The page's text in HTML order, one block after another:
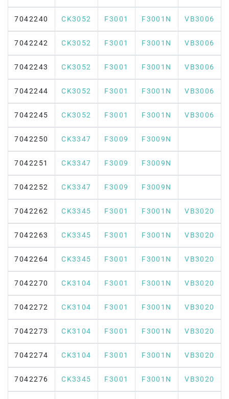
7042240 CK3052 F3001 F3001N VB3006
7042242 CK3052 F3001 F3001N VB3006
7042243 CK3052 F3001 F3001N VB3006
7042244 CK3052 F3001 F3001N VB3006
7042245 CK3052 F3001 F3001N VB3006
7042250 CK3347 F3009 F3009N
7042251 CK3347 F3009 F3009N
7042252 CK3347 F3009 F3009N
7042262 CK3345 F3001 F3001N VB3020
7042263 CK3345 F3001 F3001N VB3020
7042264 CK3345 F3001 F3001N VB3020
7042270 CK3104 F3001 F3001N VB3020
7042272 CK3104 F3001 F3001N VB3020
7042273 CK3104 F3001 F3001N VB3020
7042274 CK3104 F3001 F3001N VB3020
7042276 CK3345 F3001 F3001N VB3020